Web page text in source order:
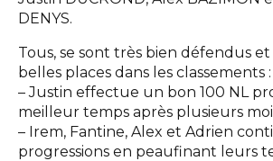
DENYS.
Tous, se sont très bien défendus
belles places dans les classements :
– Justin effectue un bon 100 NL
meilleur temps après plusieurs
– Irem, Fantine, Alex et Adrien
progressions en peaufinant leurs